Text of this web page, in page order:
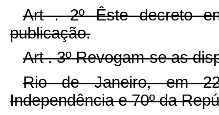
Art . 2º Êste decreto
publicação.
Art . 3º Revogam-se as
Rio de Janeiro, em
Independência e 70º da